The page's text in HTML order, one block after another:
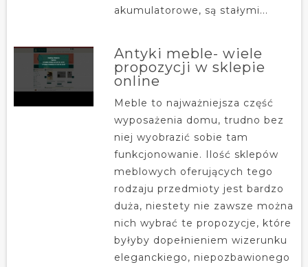
akumulatorowe, są stałymi...
Antyki meble- wiele
propozycji w sklepie
online
Meble to najważniejsza część
wyposażenia domu, trudno bez
niej wyobrazić sobie tam
funkcjonowanie. Ilość sklepów
meblowych oferujących tego
rodzaju przedmioty jest bardzo
duża, niestety nie zawsze można
nich wybrać te propozycje, które
byłyby dopełnieniem wizerunku
eleganckiego, niepozbawionego